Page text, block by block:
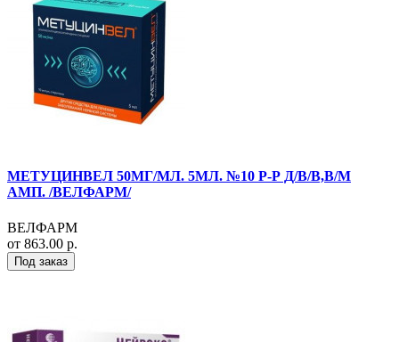
МЕТУЦИНВЕЛ 50МГ/МЛ. 5МЛ. №10 Р-Р Д/В/В,В/М
АМП. /ВЕЛФАРМ/
ВЕЛФАРМ
от 863.00 р.
Под заказ